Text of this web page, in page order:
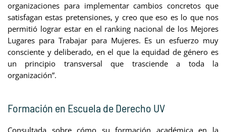
organizaciones para implementar cambios concretos que
satisfagan estas pretensiones, y creo que eso es lo que nos
permitió lograr estar en el ranking nacional de los Mejores
Lugares para Trabajar para Mujeres. Es un esfuerzo muy
consciente y deliberado, en el que la equidad de género es
un principio transversal que trasciende a toda la
organización”.
Formación en Escuela de Derecho UV